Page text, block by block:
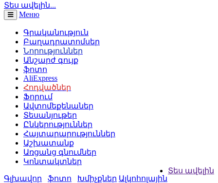
Տես ավելին...
Меню
Գրականություն
Բաղադրատոմսեր
Նորություններ
Անշարժ գույք
ֆոտո
AliExpress
Հոդվածներ
Ֆորում
Ավտոմեքենաներ
Տեսանյութեր
Ընկերություններ
Հայտարարություններ
Աշխատանք
Առցանց գնումներ
Կոնտակտներ
Տես ավելին
Գլխավոր
ֆոտո Խմիչքներ Ալկոհոլային